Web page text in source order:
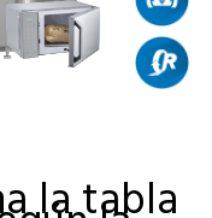
la tabla